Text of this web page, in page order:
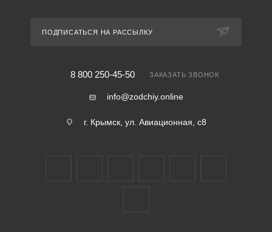
ПОДПИСАТЬСЯ НА РАССЫЛКУ
8 800 250-45-50 ЗАКАЗАТЬ ЗВОНОК
info@zodchiy.online
г. Крымск, ул. Авиационная, с8